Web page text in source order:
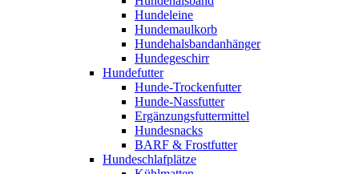
Hundeleine
Hundemaulkorb
Hundehalsbandanhänger
Hundegeschirr
Hundefutter
Hunde-Trockenfutter
Hunde-Nassfutter
Ergänzungsfuttermittel
Hundesnacks
BARF & Frostfutter
Hundeschlafplätze